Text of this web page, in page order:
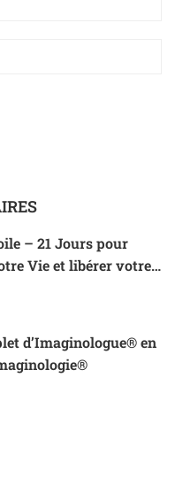
– 21 Jours pour
Vie et libérer votre
d’Imaginologue® en